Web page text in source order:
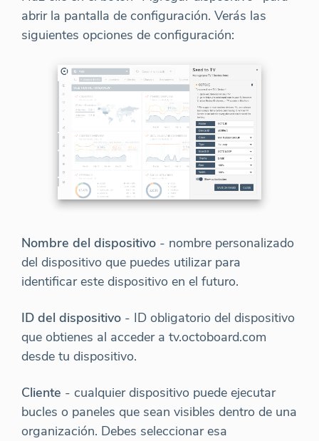
abrir la pantalla de configuración. Verás las
siguientes opciones de configuración:
Nombre del dispositivo - nombre personalizado
del dispositivo que puedes utilizar para
identificar este dispositivo en el futuro.
ID del dispositivo - ID obligatorio del dispositivo
que obtienes al acceder a tv.octoboard.com
desde tu dispositivo.
Cliente - cualquier dispositivo puede ejecutar
bucles o paneles que sean visibles dentro de una
organización. Debes seleccionar esa